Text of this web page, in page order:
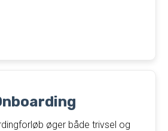
øger både trivsel og